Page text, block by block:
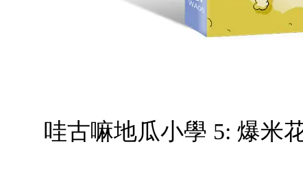
哇古嘛地瓜小學 5: 爆米